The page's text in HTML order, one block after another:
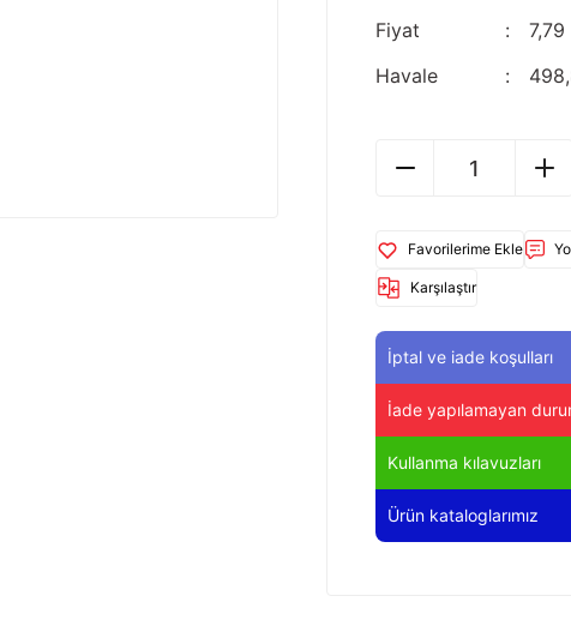
Fiyat
7,79
Havale
Karşılaştır
İptal ve iade koşulları
İade yapılamayan
Kullanma kılavuzları
Ürün kataloglarımız